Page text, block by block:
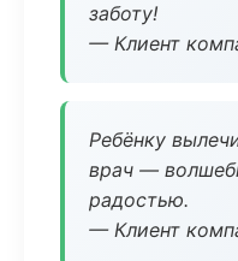
заботу!
— Клиент
Ребёнку
врач —
радостью.
— Клиент